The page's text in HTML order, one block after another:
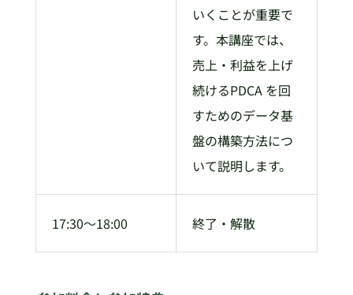
いくことが重要で
す。本講座では、
売上・利益を上げ
続けるPDCA を回
すためのデータ基
盤の構築方法につ
いて説明します。
17:30～18:00 終了・解散